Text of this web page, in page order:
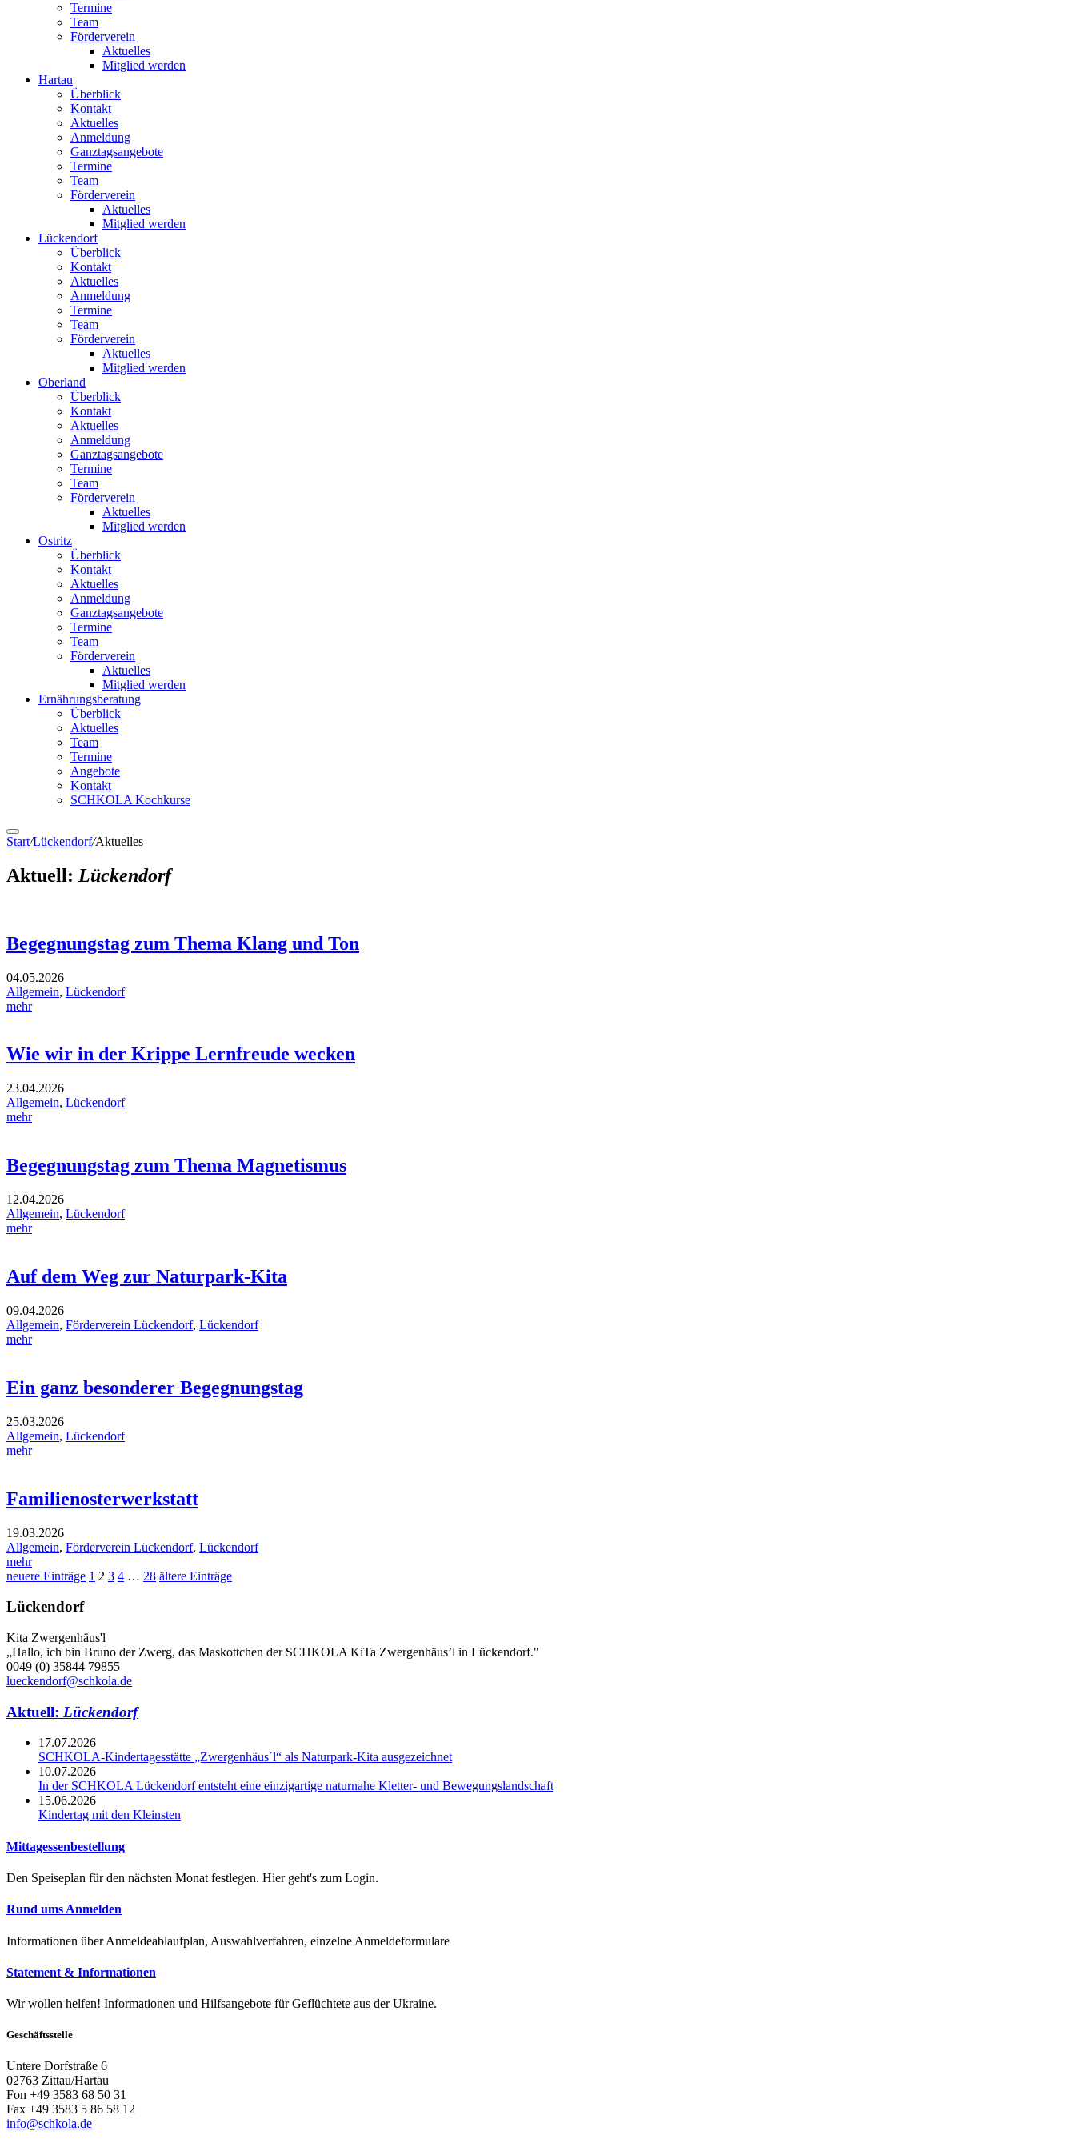
Termine
Team
Förderverein
Aktuelles
Mitglied werden
Hartau
Überblick
Kontakt
Aktuelles
Anmeldung
Ganztagsangebote
Termine
Team
Förderverein
Aktuelles
Mitglied werden
Lückendorf
Überblick
Kontakt
Aktuelles
Anmeldung
Termine
Team
Förderverein
Aktuelles
Mitglied werden
Oberland
Überblick
Kontakt
Aktuelles
Anmeldung
Ganztagsangebote
Termine
Team
Förderverein
Aktuelles
Mitglied werden
Ostritz
Überblick
Kontakt
Aktuelles
Anmeldung
Ganztagsangebote
Termine
Team
Förderverein
Aktuelles
Mitglied werden
Ernährungsberatung
Überblick
Aktuelles
Team
Termine
Angebote
Kontakt
SCHKOLA Kochkurse
Start/Lückendorf/Aktuelles
Aktuell: Lückendorf
Begegnungstag zum Thema Klang und Ton
04.05.2026
Allgemein, Lückendorf
mehr
Wie wir in der Krippe Lernfreude wecken
23.04.2026
Allgemein, Lückendorf
mehr
Begegnungstag zum Thema Magnetismus
12.04.2026
Allgemein, Lückendorf
mehr
Auf dem Weg zur Naturpark-Kita
09.04.2026
Allgemein, Förderverein Lückendorf, Lückendorf
mehr
Ein ganz besonderer Begegnungstag
25.03.2026
Allgemein, Lückendorf
mehr
Familienosterwerkstatt
19.03.2026
Allgemein, Förderverein Lückendorf, Lückendorf
mehr
neuere Einträge 1 2 3 4 … 28 ältere Einträge
Lückendorf
Kita Zwergenhäus'l
„Hallo, ich bin Bruno der Zwerg, das Maskottchen der SCHKOLA KiTa Zwergenhäus’l in Lückendorf."
0049 (0) 35844 79855
lueckendorf@schkola.de
Aktuell: Lückendorf
17.07.2026
SCHKOLA-Kindertagesstätte „Zwergenhäus´l“ als Naturpark-Kita ausgezeichnet
10.07.2026
In der SCHKOLA Lückendorf entsteht eine einzigartige naturnahe Kletter- und Bewegungslandschaft
15.06.2026
Kindertag mit den Kleinsten
Mittagessenbestellung
Den Speiseplan für den nächsten Monat festlegen. Hier geht's zum Login.
Rund ums Anmelden
Informationen über Anmeldeablaufplan, Auswahlverfahren, einzelne Anmeldeformulare
Statement & Informationen
Wir wollen helfen! Informationen und Hilfsangebote für Geflüchtete aus der Ukraine.
Geschäftsstelle
Untere Dorfstraße 6
02763 Zittau/Hartau
Fon +49 3583 68 50 31
Fax +49 3583 5 86 58 12
info@schkola.de